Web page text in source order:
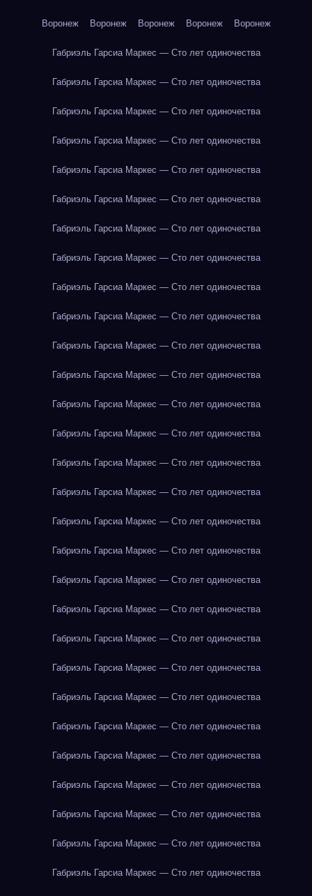
Воронеж Воронеж Воронеж Воронеж Воронеж
Габриэль Гарсиа Маркес — Сто лет одиночества
Габриэль Гарсиа Маркес — Сто лет одиночества
Габриэль Гарсиа Маркес — Сто лет одиночества
Габриэль Гарсиа Маркес — Сто лет одиночества
Габриэль Гарсиа Маркес — Сто лет одиночества
Габриэль Гарсиа Маркес — Сто лет одиночества
Габриэль Гарсиа Маркес — Сто лет одиночества
Габриэль Гарсиа Маркес — Сто лет одиночества
Габриэль Гарсиа Маркес — Сто лет одиночества
Габриэль Гарсиа Маркес — Сто лет одиночества
Габриэль Гарсиа Маркес — Сто лет одиночества
Габриэль Гарсиа Маркес — Сто лет одиночества
Габриэль Гарсиа Маркес — Сто лет одиночества
Габриэль Гарсиа Маркес — Сто лет одиночества
Габриэль Гарсиа Маркес — Сто лет одиночества
Габриэль Гарсиа Маркес — Сто лет одиночества
Габриэль Гарсиа Маркес — Сто лет одиночества
Габриэль Гарсиа Маркес — Сто лет одиночества
Габриэль Гарсиа Маркес — Сто лет одиночества
Габриэль Гарсиа Маркес — Сто лет одиночества
Габриэль Гарсиа Маркес — Сто лет одиночества
Габриэль Гарсиа Маркес — Сто лет одиночества
Габриэль Гарсиа Маркес — Сто лет одиночества
Габриэль Гарсиа Маркес — Сто лет одиночества
Габриэль Гарсиа Маркес — Сто лет одиночества
Габриэль Гарсиа Маркес — Сто лет одиночества
Габриэль Гарсиа Маркес — Сто лет одиночества
Габриэль Гарсиа Маркес — Сто лет одиночества
Габриэль Гарсиа Маркес — Сто лет одиночества